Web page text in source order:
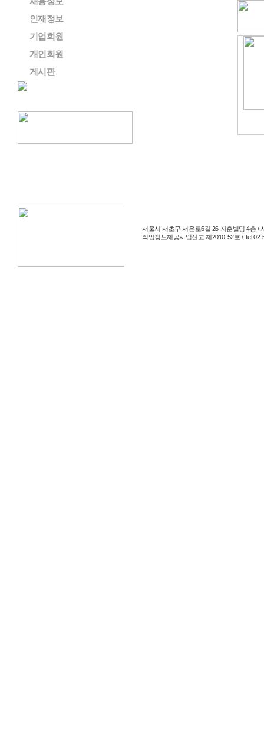
인재정보
기업회원
개인회원
게시판
서울시 서초구 서운로6길 26 지훈빌딩 4층 /
직업정보제공사업신고 제2010-52호 / Tel